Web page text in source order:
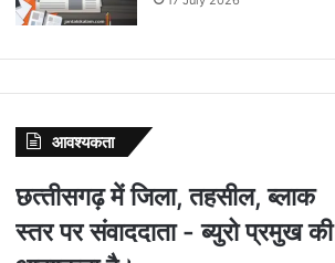
आवश्‍यकता
छत्‍तीसगढ़ में जिला, तहसील, ब्‍लाक
स्‍तर पर संवाददाता - ब्‍युरो प्रमुख की